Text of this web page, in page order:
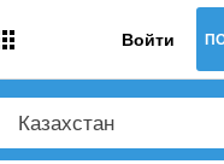
Войти
Казахстан